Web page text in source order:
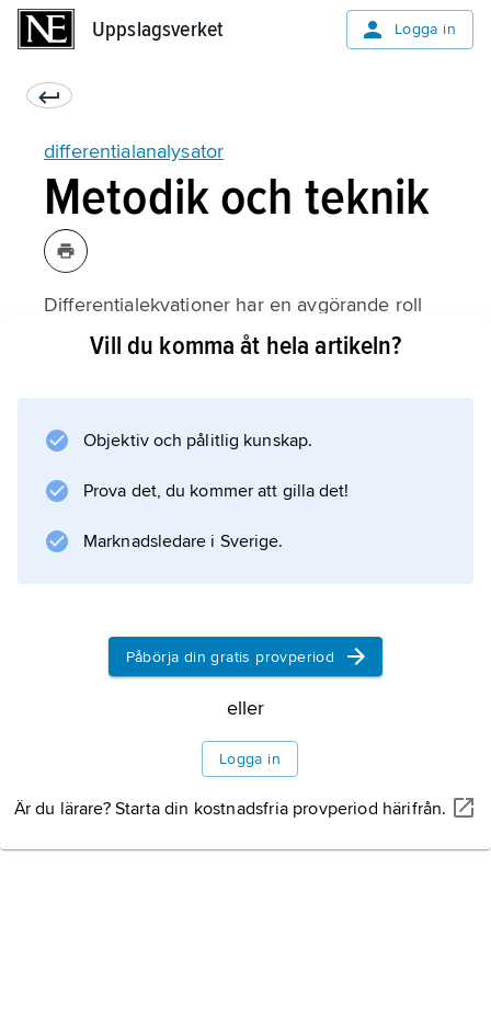
Uppslagsverket Logga in
differentialanalysator
Metodik och teknik
Differentialekvationer har en avgörande roll
vid beskrivning av sådana dynamiska förlopp
elementära funktioner. Numeriska eller andra
approximativa metoder måste användas, och i
uteslutande med diskreta
Information om artikeln
Vill du komma åt hela artikeln?
Objektiv och pålitlig kunskap.
Prova det, du kommer att gilla det!
Marknadsledare i Sverige.
Påbörja din gratis provperiod
eller
Logga in
Är du lärare? Starta din kostnadsfria provperiod härifrån.